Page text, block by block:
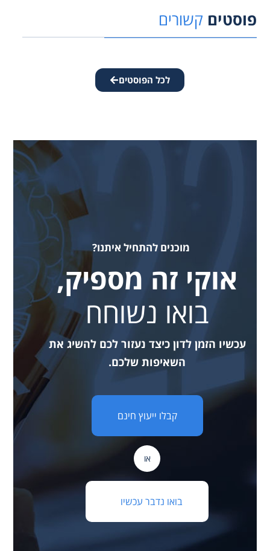
פוסטים קשורים
לכל הפוסטים
מוכנים להתחיל איתנו?
אוקי זה מספיק,
בואו נשוחח
עכשיו הזמן לדון כיצד נעזור לכם להשיג את
השאיפות שלכם.
קבלו ייעוץ חינם
או
בואו נדבר עכשיו